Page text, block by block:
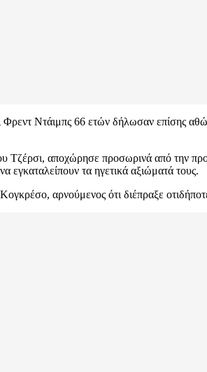
Ντάιμπς 66 ετών δήλωσαν επίσης
Τζέρσι, αποχώρησε προσωρινά από την
εγκαταλείπουν τα ηγετικά αξιώματά τους.
αρνούμενος ότι διέπραξε